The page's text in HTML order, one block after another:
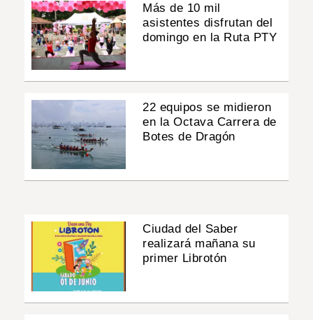
Más de 10 mil
asistentes disfrutan del
domingo en la Ruta PTY
22 equipos se midieron
en la Octava Carrera de
Botes de Dragón
Ciudad del Saber
realizará mañana su
primer Librotón